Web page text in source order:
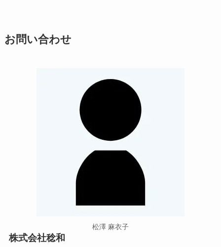
お問い合わせ
松澤 麻衣子
株式会社稔和